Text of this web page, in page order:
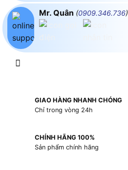
Mr. Quân (0909.346.736)
GIAO HÀNG NHANH CHÓNG
Chỉ trong vòng 24h
CHÍNH HÃNG 100%
Sản phẩm chính hãng